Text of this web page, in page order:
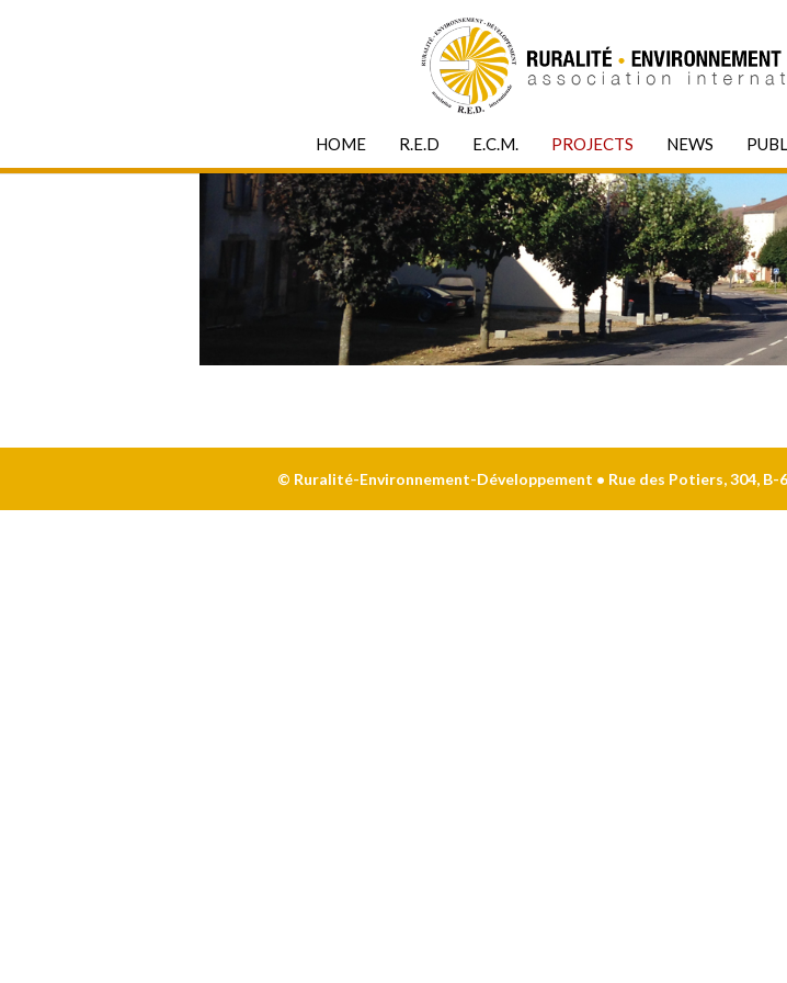
HOME R.E.D E.C.M. PROJECTS NEWS
© Ruralité-Environnement-Développement • Rue des Potiers, 304, B-